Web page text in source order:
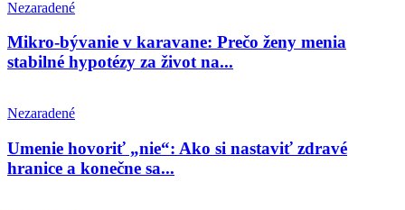
Nezaradené
Mikro-bývanie v karavane: Prečo ženy menia
stabilné hypotézy za život na...
Nezaradené
Umenie hovoriť „nie“: Ako si nastaviť zdravé
hranice a konečne sa...